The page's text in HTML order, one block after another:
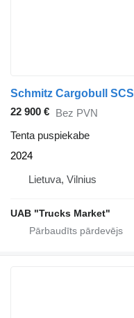
Schmitz Cargobull SCS
22 900 € Bez PVN
Tenta puspiekabe
2024
Lietuva, Vilnius
UAB "Trucks Market"